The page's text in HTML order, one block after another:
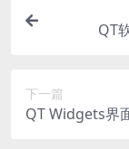
QT
下一篇
QT Widgets界